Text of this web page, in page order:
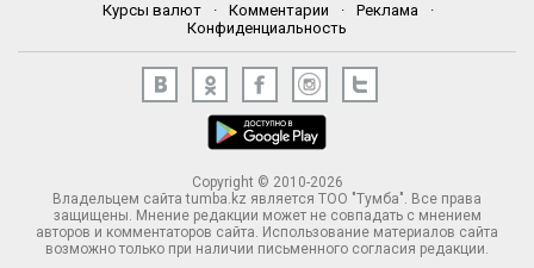
Курсы валют · Комментарии · Реклама
·
Конфиденциальность
Copyright © 2010-2026
Владельцем сайта tumba.kz является ТОО "Тумба". Все права
защищены. Мнение редакции может не совпадать с мнением
авторов и комментаторов сайта. Использование материалов сайта
возможно только при наличии письменного согласия редакции.